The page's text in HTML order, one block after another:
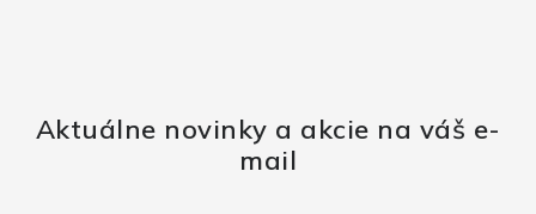
Aktuálne novinky a akcie na váš e-
mail